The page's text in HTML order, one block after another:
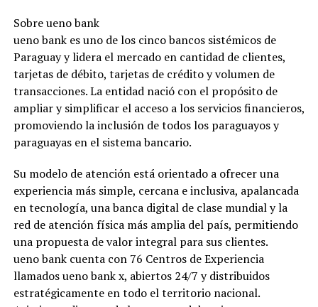
Sobre ueno bank
ueno bank es uno de los cinco bancos sistémicos de
Paraguay y lidera el mercado en cantidad de clientes,
tarjetas de débito, tarjetas de crédito y volumen de
transacciones. La entidad nació con el propósito de
ampliar y simplificar el acceso a los servicios financieros,
promoviendo la inclusión de todos los paraguayos y
paraguayas en el sistema bancario.
Su modelo de atención está orientado a ofrecer una
experiencia más simple, cercana e inclusiva, apalancada
en tecnología, una banca digital de clase mundial y la
red de atención física más amplia del país, permitiendo
una propuesta de valor integral para sus clientes.
ueno bank cuenta con 76 Centros de Experiencia
llamados ueno bank x, abiertos 24/7 y distribuidos
estratégicamente en todo el territorio nacional.